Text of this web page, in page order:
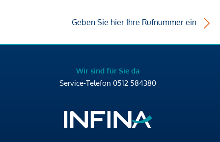
Geben Sie hier Ihre Rufnummer ein
Wir sind für Sie da
Service-Telefon 0512 584380